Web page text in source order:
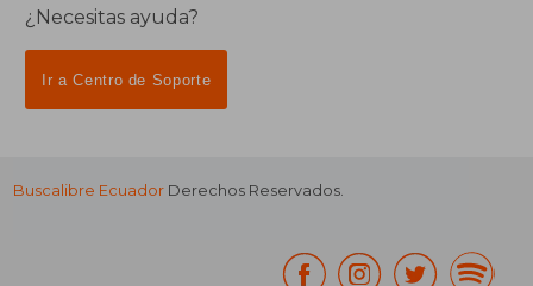
¿Necesitas ayuda?
Ir a Centro de Soporte
Buscalibre Ecuador Derechos Reservados.